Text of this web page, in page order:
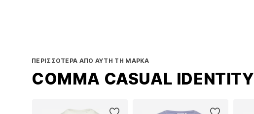
ΠΕΡΙΣΣΌΤΕΡΑ ΑΠΌ ΑΥΤΉ ΤΗ ΜΆΡΚΑ
COMMA CASUAL IDENTITY